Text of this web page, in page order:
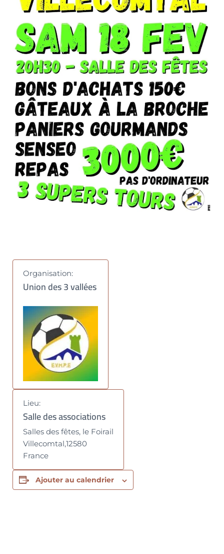
Organisation:
Union des 3 vallées
Lieu:
Salle des associations
Salles des fêtes, le Foirail
Villecomtal,12580
France
Ajouter au calendrier